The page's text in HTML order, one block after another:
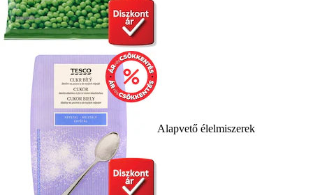
Alapvető élelmiszerek